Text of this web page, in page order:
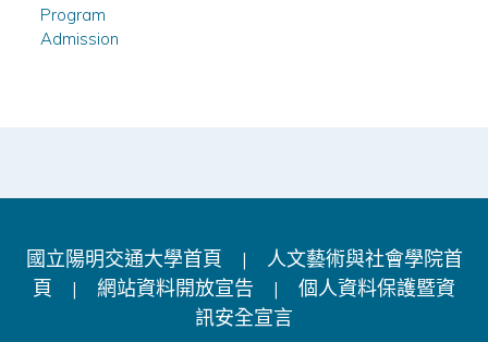
Program
Admission
國立陽明交通大學首頁 | 人文藝術與社會學院首
頁 | 網站資料開放宣告 | 個人資料保護暨資
訊安全宣言